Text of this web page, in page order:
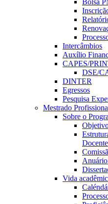
Bolsa
Intercâmbios
Auxílio
CAPES/
DSE/
DINTER
Egressos
Pesquisa
Mestrado
Sobre o
Docente
Anuário
Vida